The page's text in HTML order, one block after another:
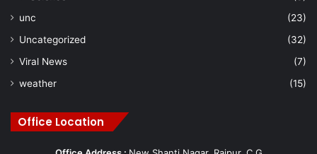
unc
(23)
Uncategorized
(32)
Viral News
(7)
weather
(15)
Office Location